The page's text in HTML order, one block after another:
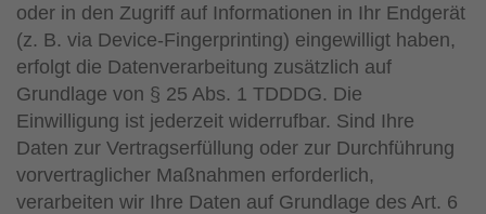
oder in den Zugriff auf Informationen in Ihr Endgerät
(z. B. via Device-Fingerprinting) eingewilligt haben,
erfolgt die Datenverarbeitung zusätzlich auf
Grundlage von § 25 Abs. 1 TDDDG. Die
Einwilligung ist jederzeit widerrufbar. Sind Ihre
Daten zur Vertragserfüllung oder zur Durchführung
vorvertraglicher Maßnahmen erforderlich,
verarbeiten wir Ihre Daten auf Grundlage des Art. 6